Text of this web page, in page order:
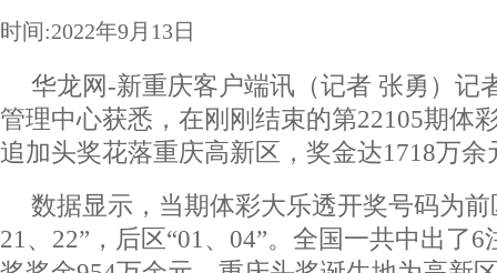
时间:2022年9月13日
华龙网-新重庆客户端讯（记者 张勇）记
管理中心获悉，在刚刚结束的第22105期体
追加头奖花落重庆高新区，奖金达1718万余
数据显示，当期体彩大乐透开奖号码为前
21、22”，后区“01、04”。全国一共中出了